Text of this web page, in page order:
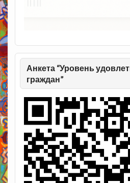
Анкета “Уровень
граждан”